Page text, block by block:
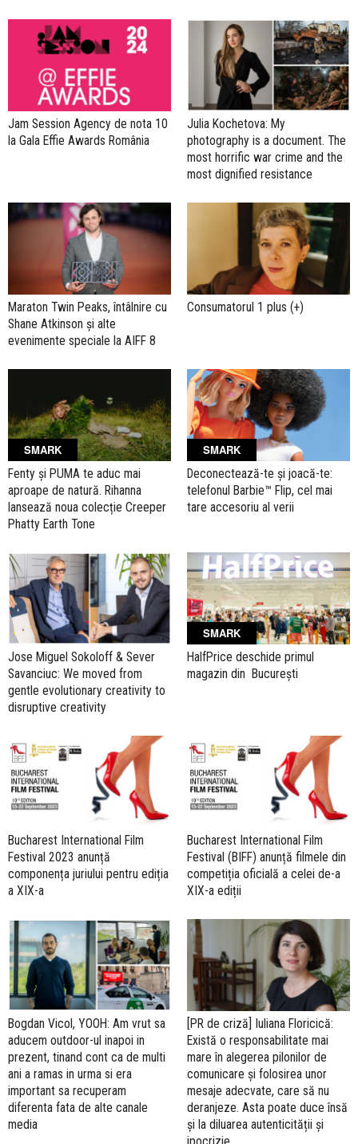
Jam Session Agency de nota 10
la Gala Effie Awards România
Julia Kochetova: My
photography is a document. The
most horrific war crime and the
most dignified resistance
Maraton Twin Peaks, întâlnire cu
Shane Atkinson și alte
evenimente speciale la AIFF 8
Consumatorul 1 plus (+)
SMARK
Fenty și PUMA te aduc mai
aproape de natură. Rihanna
lansează noua colecție Creeper
Phatty Earth Tone
SMARK
Deconectează-te și joacă-te:
telefonul Barbie™ Flip, cel mai
tare accesoriu al verii
Jose Miguel Sokoloff & Sever
Savanciuc: We moved from
gentle evolutionary creativity to
disruptive creativity
SMARK
HalfPrice deschide primul
magazin din Bucureşti
Bucharest International Film
Festival 2023 anunță
componența juriului pentru ediția
a XIX-a
Bucharest International Film
Festival (BIFF) anunță filmele din
competiția oficială a celei de-a
XIX-a ediții
Bogdan Vicol, YOOH: Am vrut sa
aducem outdoor-ul inapoi in
prezent, tinand cont ca de multi
ani a ramas in urma si era
important sa recuperam
diferenta fata de alte canale
media
[PR de criză] Iuliana Floricică:
Există o responsabilitate mai
mare în alegerea pilonilor de
comunicare și folosirea unor
mesaje adecvate, care să nu
deranjeze. Asta poate duce însă
și la diluarea autenticității și